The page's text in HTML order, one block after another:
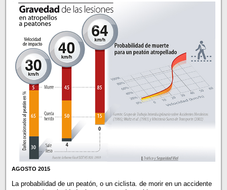
AGOSTO 2015
La probabilidad de un peatón, o un ciclista. de morir en un accidente